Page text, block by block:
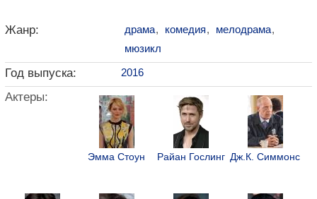
Жанр: драма, комедия, мелодрама,
мюзикл
Год выпуска: 2016
Актеры:
Эмма Стоун Райан Гослинг Дж.К. Симмонс